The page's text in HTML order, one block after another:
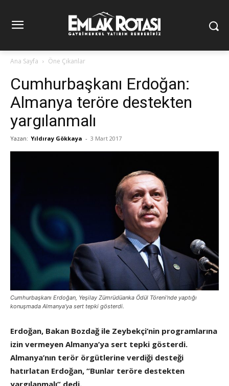
Ana Sayfa Öne Çıkanlar
Cumhurbaşkanı Erdoğan:
Almanya teröre destekten
yargılanmalı
Yazan: Yıldıray Gökkaya - 3 Mart 2017
Cumhurbaşkanı Erdoğan, Yeşilay Zümrüdüanka Ödül Töreni'nde yaptığı
konuşmada Almanya'ya sert tepki gösterdi.
Erdoğan, Bakan Bozdağ ile Zeybekçi’nin programlarına
izin vermeyen Almanya’ya sert tepki gösterdi.
Almanya’nın terör örgütlerine verdiği desteği
hatırlatan Erdoğan, “Bunlar teröre destekten